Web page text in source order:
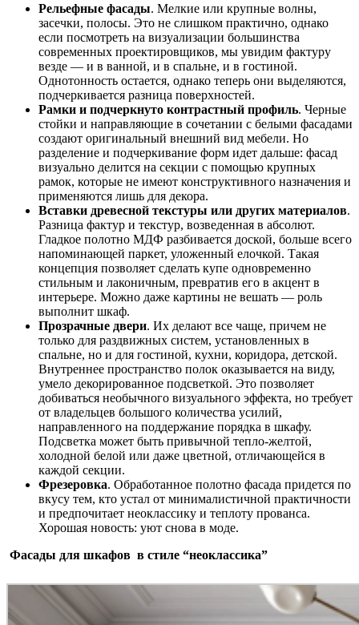
Рельефные фасады. Мелкие или крупные волны,
засечки, полосы. Это не слишком практично, однако
если посмотреть на визуализации большинства
современных проектировщиков, мы увидим фактуру
везде — и в ванной, и в спальне, и в гостиной.
Однотонность остается, однако теперь они выделяются,
подчеркивается разница поверхностей.
Рамки и подчеркнуто контрастный профиль. Черные
стойки и направляющие в сочетании с белыми фасадами
создают оригинальный внешний вид мебели. Но
разделение и подчеркивание форм идет дальше: фасад
визуально делится на секции с помощью крупных
рамок, которые не имеют конструктивного назначения и
применяются лишь для декора.
Вставки древесной текстуры или других материалов.
Разница фактур и текстур, возведенная в абсолют.
Гладкое полотно МДФ разбивается доской, больше всего
напоминающей паркет, уложенный елочкой. Такая
концепция позволяет сделать купе одновременно
стильным и лаконичным, превратив его в акцент в
интерьере. Можно даже картины не вешать — роль
выполнит шкаф.
Прозрачные двери. Их делают все чаще, причем не
только для раздвижных систем, установленных в
спальне, но и для гостиной, кухни, коридора, детской.
Внутреннее пространство полок оказывается на виду,
умело декорированное подсветкой. Это позволяет
добиваться необычного визуального эффекта, но требует
от владельцев большого количества усилий,
направленного на поддержание порядка в шкафу.
Подсветка может быть привычной тепло-желтой,
холодной белой или даже цветной, отличающейся в
каждой секции.
Фрезеровка. Обработанное полотно фасада придется по
вкусу тем, кто устал от минималистичной практичности
и предпочитает неоклассику и теплоту прованса.
Хорошая новость: уют снова в моде.
Фасады для шкафов в стиле “неоклассика”